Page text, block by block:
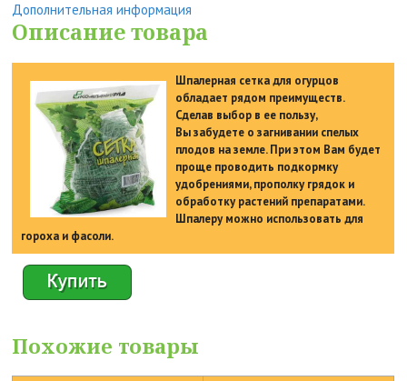
Дополнительная информация
Описание товара
Шпалерная сетка для огурцов
обладает рядом преимуществ.
Сделав выбор в ее пользу,
Вы забудете о загнивании спелых
плодов на земле. При этом Вам будет
проще проводить подкормку
удобрениями, прополку грядок и
обработку растений препаратами.
Шпалеру можно использовать для
гороха и фасоли.
Похожие товары